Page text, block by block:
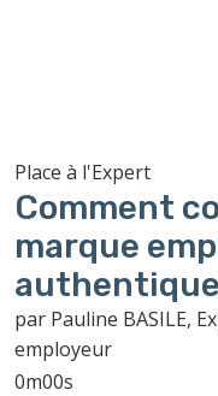
Place à l'Expert
Comment
marque
par Pauline BASILE,
employeur
0m00s